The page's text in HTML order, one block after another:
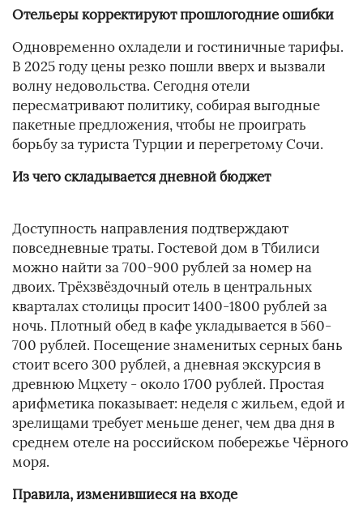
Отельеры корректируют прошлогодние ошибки
Одновременно охладели и гостиничные тарифы.
В 2025 году цены резко пошли вверх и вызвали
волну недовольства. Сегодня отели
пересматривают политику, собирая выгодные
пакетные предложения, чтобы не проиграть
борьбу за туриста Турции и перегретому Сочи.
Из чего складывается дневной бюджет
Доступность направления подтверждают
повседневные траты. Гостевой дом в Тбилиси
можно найти за 700-900 рублей за номер на
двоих. Трёхзвёздочный отель в центральных
кварталах столицы просит 1400-1800 рублей за
ночь. Плотный обед в кафе укладывается в 560-
700 рублей. Посещение знаменитых серных бань
стоит всего 300 рублей, а дневная экскурсия в
древнюю Мцхету - около 1700 рублей. Простая
арифметика показывает: неделя с жильем, едой и
зрелищами требует меньше денег, чем два дня в
среднем отеле на российском побережье Чёрного
моря.
Правила, изменившиеся на входе